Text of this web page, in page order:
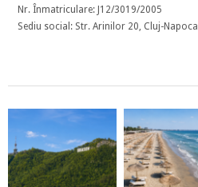
Nr. Înmatriculare: J12/3019/2005
Sediu social: Str. Arinilor 20, Cluj-Napoca